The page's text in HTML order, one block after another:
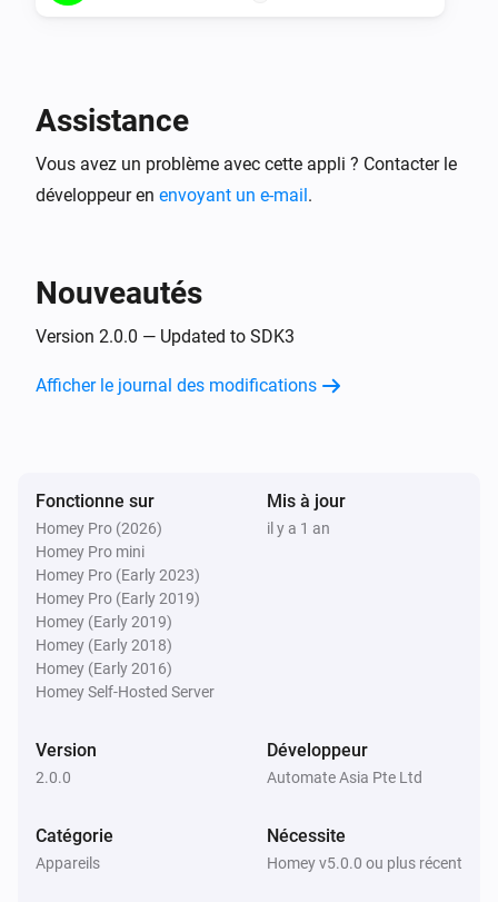
Assistance
Vous avez un problème avec cette appli ? Contacter le
développeur en envoyant un e-mail.
Nouveautés
Version 2.0.0 — Updated to SDK3
Afficher le journal des modifications
Fonctionne sur
Homey Pro (2026)
Homey Pro mini
Homey Pro (Early 2023)
Homey Pro (Early 2019)
Homey (Early 2019)
Homey (Early 2018)
Homey (Early 2016)
Homey Self-Hosted Server
Mis à jour
il y a 1 an
Version
2.0.0
Développeur
Automate Asia Pte Ltd
Catégorie
Appareils
Nécessite
Homey v5.0.0 ou plus récent